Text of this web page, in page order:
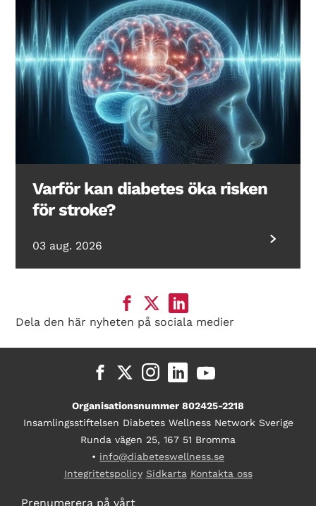
Varför kan diabetes öka risken
för stroke?
03 aug. 2026
Dela den här nyheten på sociala medier
Organisationsnummer 802425-2218
Insamlingsstiftelsen Diabetes Wellness Network Sverige
Runda vägen 25, 167 51 Bromma
• info@diabeteswellness.se
Integritetspolicy Sidkarta Kontakta oss
Prenumerera på vårt